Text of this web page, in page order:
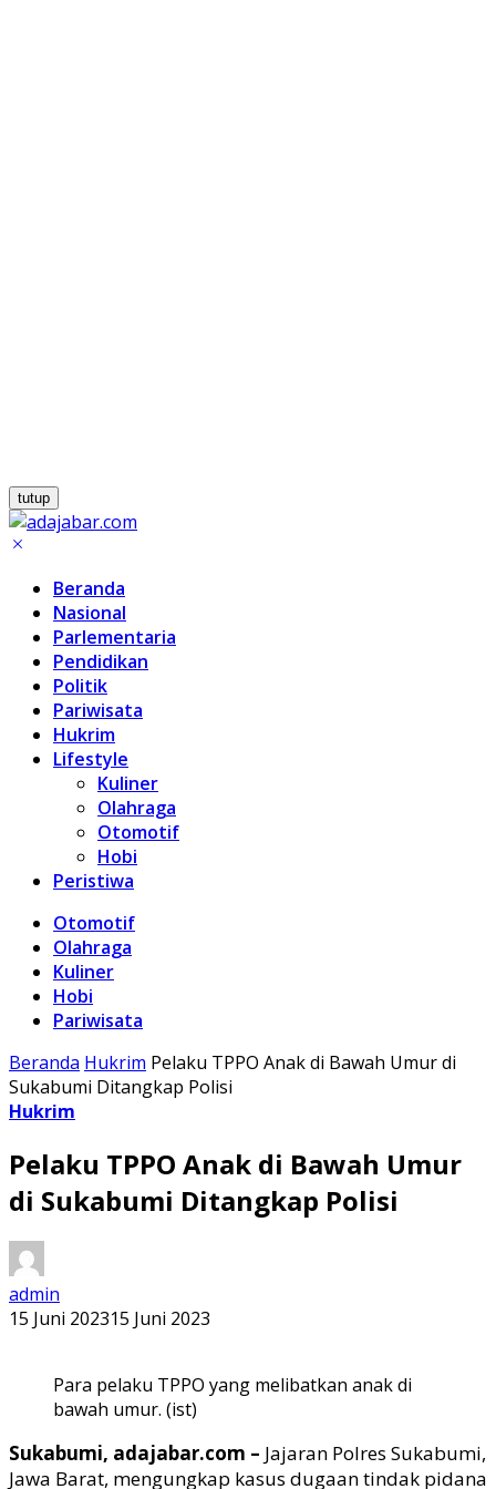
tutup
Beranda
Nasional
Parlementaria
Pendidikan
Politik
Pariwisata
Hukrim
Lifestyle
Kuliner
Olahraga
Otomotif
Hobi
Peristiwa
Otomotif
Olahraga
Kuliner
Hobi
Pariwisata
Beranda Hukrim Pelaku TPPO Anak di Bawah Umur di
Sukabumi Ditangkap Polisi
Hukrim
Pelaku TPPO Anak di Bawah Umur
di Sukabumi Ditangkap Polisi
admin
15 Juni 202315 Juni 2023
Para pelaku TPPO yang melibatkan anak di
bawah umur. (ist)
Sukabumi, adajabar.com – Jajaran Polres Sukabumi,
Jawa Barat, mengungkap kasus dugaan tindak pidana